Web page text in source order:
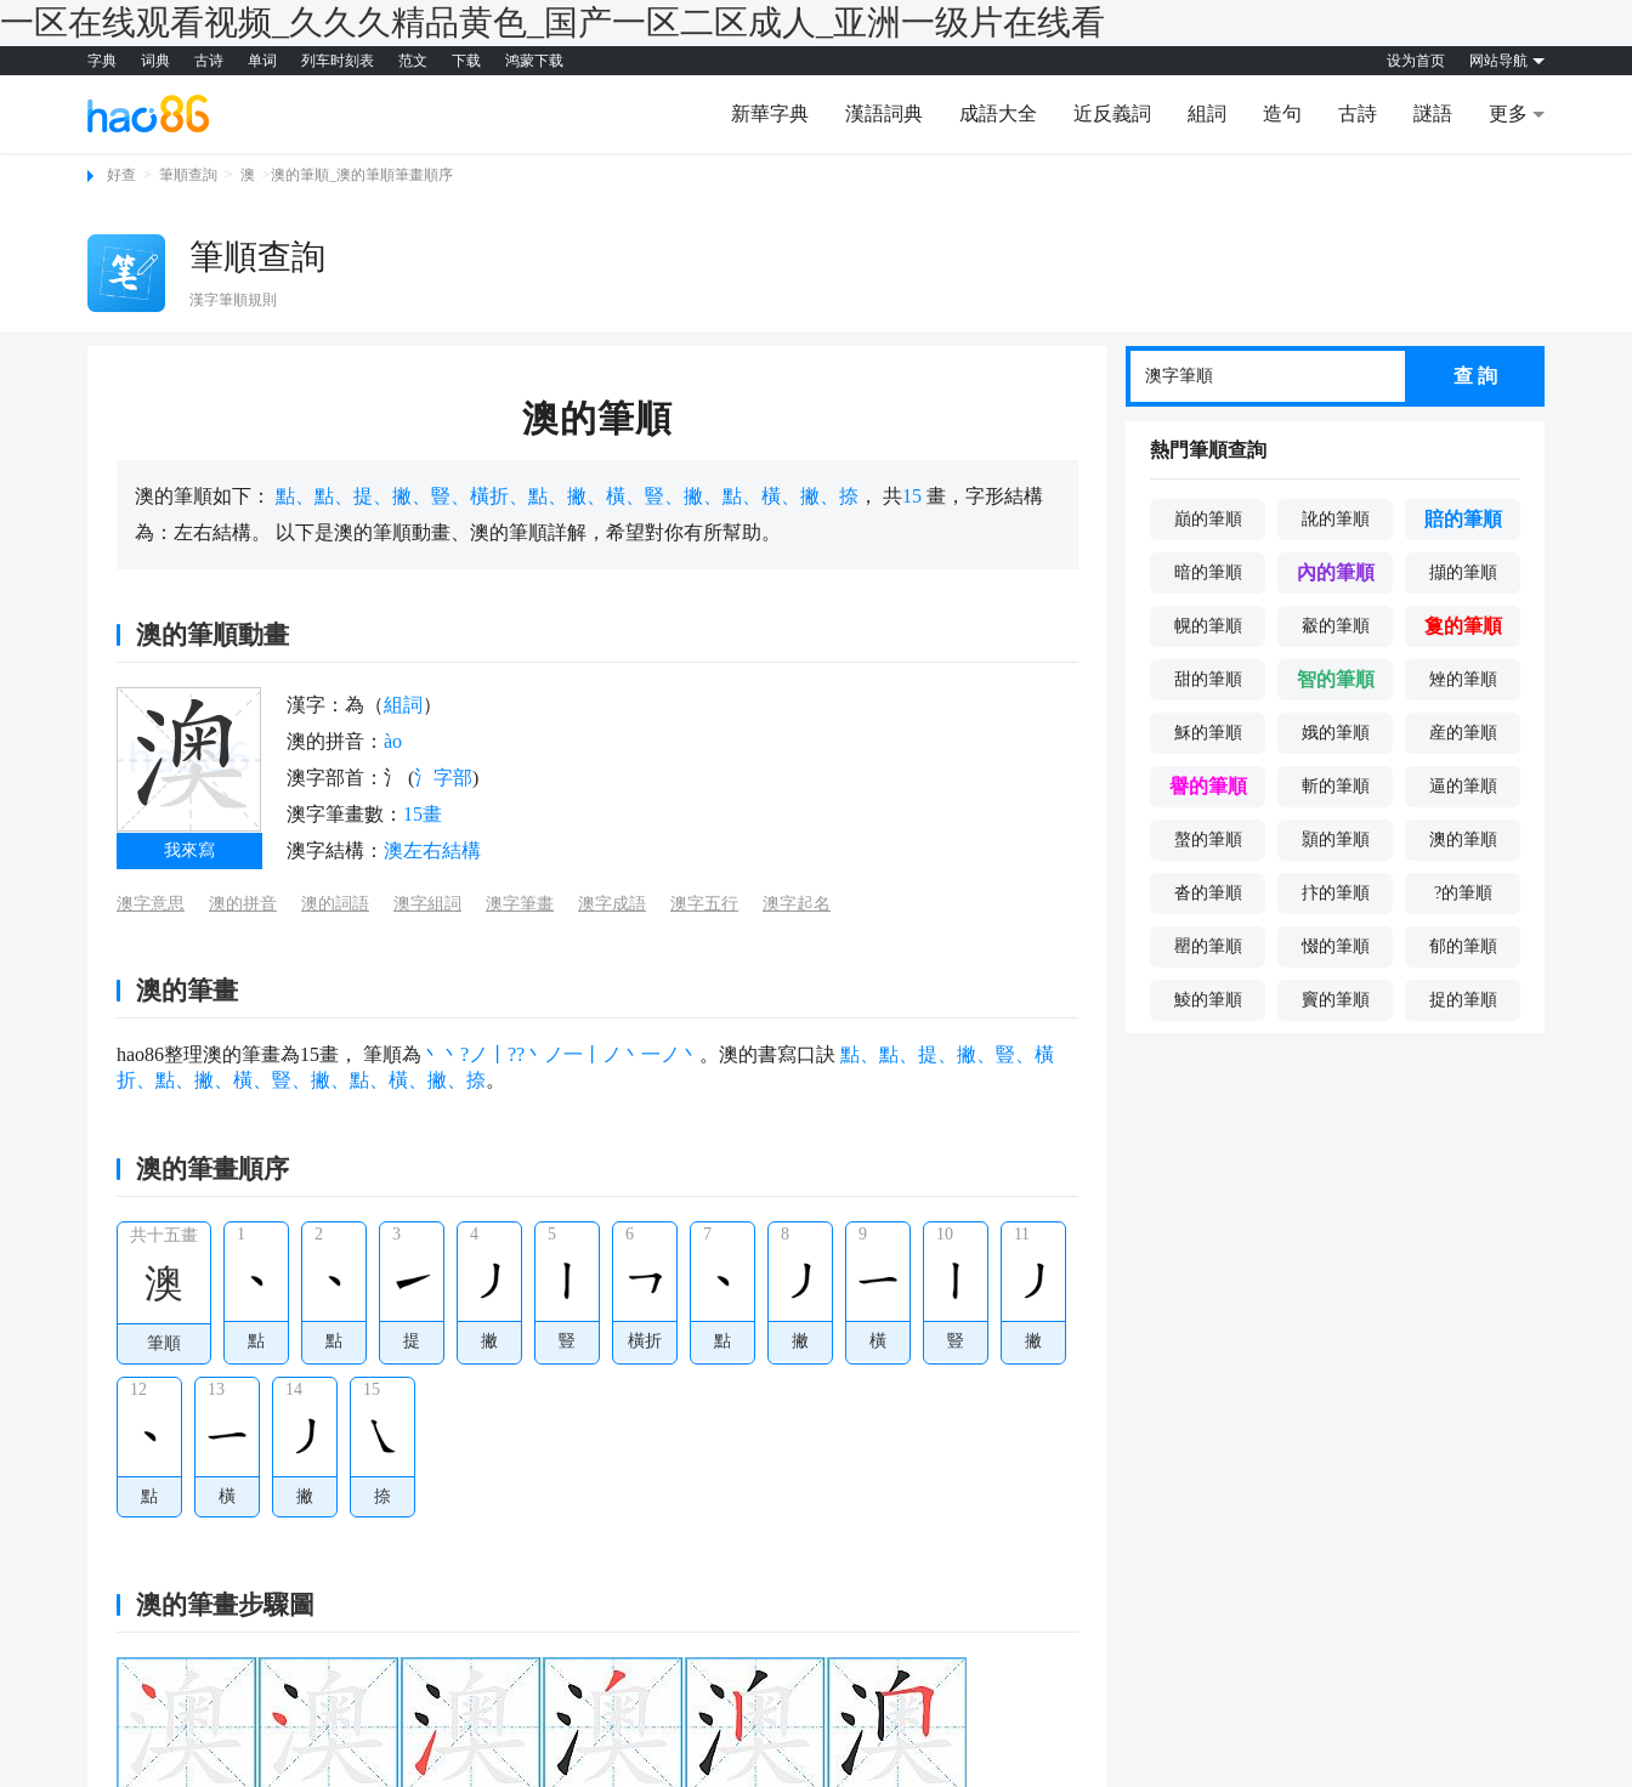
一区在线观看视频_久久久精品黄色_国产一区二区成人_亚洲一级片在线看
字典 词典 古诗 单词 列车时刻表 范文 下载 鸿蒙下载 设为首页 网站导航
新華字典 漢語詞典 成語大全 近反義詞 組詞 造句 古詩 謎語 更多
好查 > 筆順查詢 > 澳 >澳的筆順_澳的筆順筆畫順序
筆順查詢
漢字筆順規則
澳的筆順
澳的筆順如下： 點、點、提、撇、豎、橫折、點、撇、橫、豎、撇、點、橫、撇、捺 ， 共15 畫，字形結構
為：左右結構。 以下是澳的筆順動畫、澳的筆順詳解，希望對你有所幫助。
澳的筆順動畫
我來寫
漢字：為（組詞 ）
澳的拼音： ào
澳字部首：氵 (氵字部)
澳字筆畫數： 15畫
澳字結構： 澳左右結構
澳字意思 澳的拼音 澳的詞語 澳字組詞 澳字筆畫 澳字成語 澳字五行 澳字起名
澳的筆畫
hao86整理澳的筆畫為15畫， 筆順為 丶丶?ノ丨??丶ノ一丨ノ丶一ノ丶 。澳的書寫口訣 點、點、提、撇、豎、橫
折、點、撇、橫、豎、撇、點、橫、撇、捺。
澳的筆畫順序
共十五畫
澳
筆順
1
點
2
點
3
提
4
撇
5
豎
6
橫折
7
點
8
撇
9
橫
10
豎
11
撇
12
點
13
橫
14
撇
15
捺
澳的筆畫步驟圖
查 詢
熱門筆順查詢
巔的筆順 訛的筆順 賠的筆順
暗的筆順 內的筆順 擷的筆順
幌的筆順 觳的筆順 敻的筆順
甜的筆順 智的筆順 矬的筆順
穌的筆順 娥的筆順 産的筆順
譽的筆順 斬的筆順 逼的筆順
螯的筆順 顥的筆順 澳的筆順
沓的筆順 抃的筆順 ?的筆順
罌的筆順 惙的筆順 郁的筆順
鯪的筆順 竇的筆順 捉的筆順